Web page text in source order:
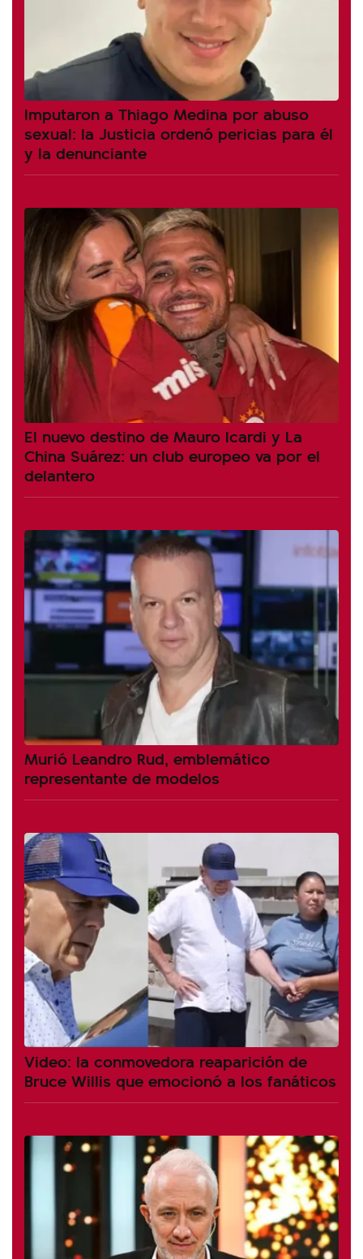
Imputaron a Thiago Medina por abuso
sexual: la Justicia ordenó pericias para él
y la denunciante
El nuevo destino de Mauro Icardi y La
China Suárez: un club europeo va por el
delantero
Murió Leandro Rud, emblemático
representante de modelos
Video: la conmovedora reaparición de
Bruce Willis que emocionó a los fanáticos